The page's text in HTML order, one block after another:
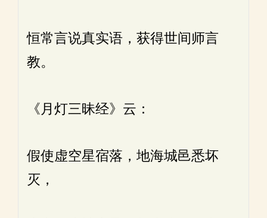
恒常言说真实语，获得世间师言
教。
《月灯三昧经》云：
假使虚空星宿落，地海城邑悉坏
灭，